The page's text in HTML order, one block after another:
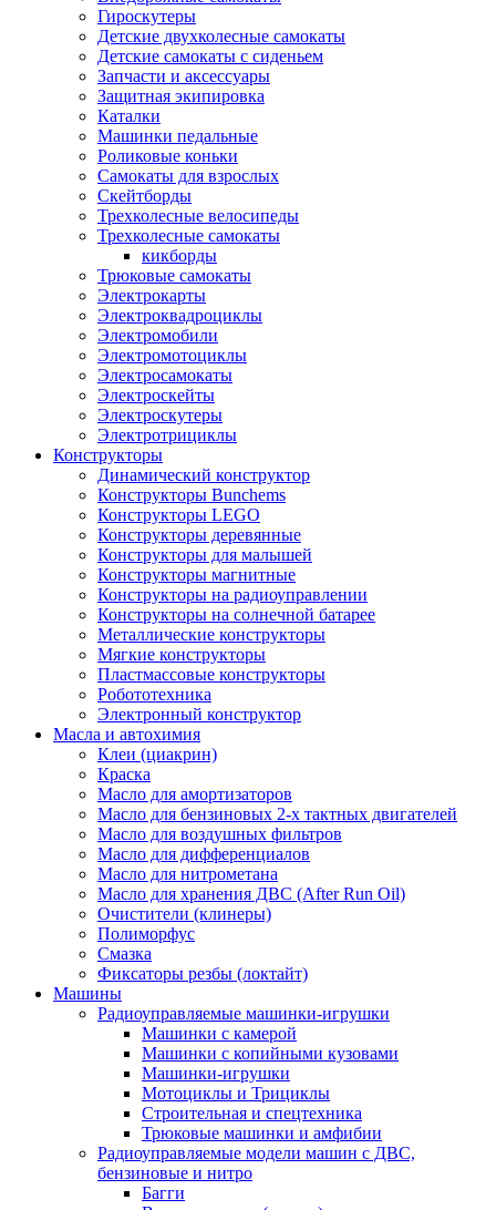
Гироскутеры
Детские двухколесные самокаты
Детские самокаты с сиденьем
Запчасти и аксессуары
Защитная экипировка
Каталки
Машинки педальные
Роликовые коньки
Самокаты для взрослых
Скейтборды
Трехколесные велосипеды
Трехколесные самокаты
кикборды
Трюковые самокаты
Электрокарты
Электроквадроциклы
Электромобили
Электромотоциклы
Электросамокаты
Электроскейты
Электроскутеры
Электротрициклы
Конструкторы
Динамический конструктор
Конструкторы Bunchems
Конструкторы LEGO
Конструкторы деревянные
Конструкторы для малышей
Конструкторы магнитные
Конструкторы на радиоуправлении
Конструкторы на солнечной батарее
Металлические конструкторы
Мягкие конструкторы
Пластмассовые конструкторы
Робототехника
Электронный конструктор
Масла и автохимия
Клеи (циакрин)
Краска
Масло для амортизаторов
Масло для бензиновых 2-х тактных двигателей
Масло для воздушных фильтров
Масло для дифференциалов
Масло для нитрометана
Масло для хранения ДВС (After Run Oil)
Очистители (клинеры)
Полиморфус
Смазка
Фиксаторы резбы (локтайт)
Машины
Радиоуправляемые машинки-игрушки
Машинки с камерой
Машинки с копийными кузовами
Машинки-игрушки
Мотоциклы и Трициклы
Строительная и спецтехника
Трюковые машинки и амфибии
Радиоуправляемые модели машин с ДВС,
бензиновые и нитро
Багги